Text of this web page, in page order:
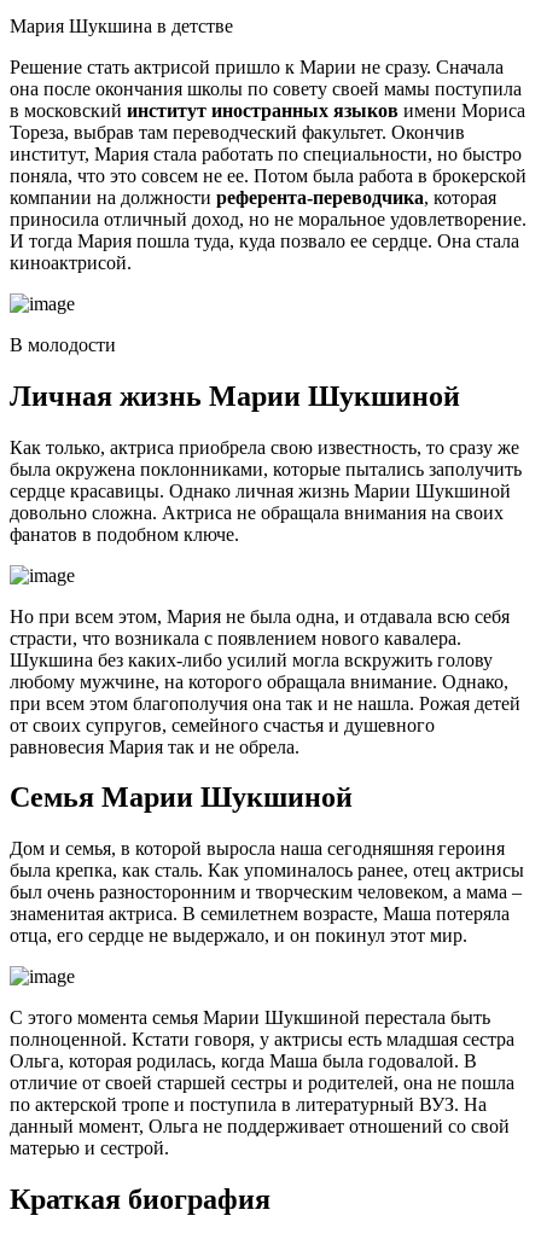
Мария Шукшина в детстве
Решение стать актрисой пришло к Марии не сразу. Сначала
она после окончания школы по совету своей мамы поступила
в московский институт иностранных языков имени Мориса
Тореза, выбрав там переводческий факультет. Окончив
институт, Мария стала работать по специальности, но быстро
поняла, что это совсем не ее. Потом была работа в брокерской
компании на должности референта-переводчика, которая
приносила отличный доход, но не моральное удовлетворение.
И тогда Мария пошла туда, куда позвало ее сердце. Она стала
киноактрисой.
В молодости
Личная жизнь Марии Шукшиной
Как только, актриса приобрела свою известность, то сразу же
была окружена поклонниками, которые пытались заполучить
сердце красавицы. Однако личная жизнь Марии Шукшиной
довольно сложна. Актриса не обращала внимания на своих
фанатов в подобном ключе.
Но при всем этом, Мария не была одна, и отдавала всю себя
страсти, что возникала с появлением нового кавалера.
Шукшина без каких-либо усилий могла вскружить голову
любому мужчине, на которого обращала внимание. Однако,
при всем этом благополучия она так и не нашла. Рожая детей
от своих супругов, семейного счастья и душевного
равновесия Мария так и не обрела.
Семья Марии Шукшиной
Дом и семья, в которой выросла наша сегодняшняя героиня
была крепка, как сталь. Как упоминалось ранее, отец актрисы
был очень разносторонним и творческим человеком, а мама –
знаменитая актриса. В семилетнем возрасте, Маша потеряла
отца, его сердце не выдержало, и он покинул этот мир.
С этого момента семья Марии Шукшиной перестала быть
полноценной. Кстати говоря, у актрисы есть младшая сестра
Ольга, которая родилась, когда Маша была годовалой. В
отличие от своей старшей сестры и родителей, она не пошла
по актерской тропе и поступила в литературный ВУЗ. На
данный момент, Ольга не поддерживает отношений со свой
матерью и сестрой.
Краткая биография